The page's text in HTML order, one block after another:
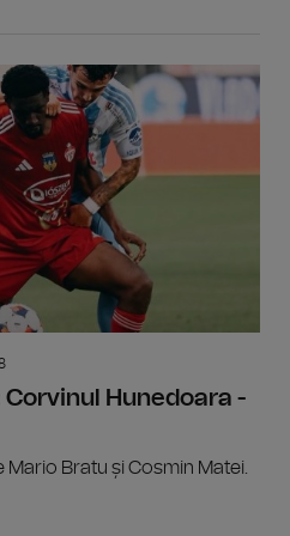
Hunedoara -
Bratu și Cosmin Matei.